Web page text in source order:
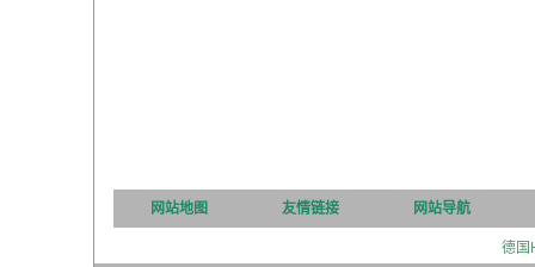
网站地图 友情链接 网站导航
德国